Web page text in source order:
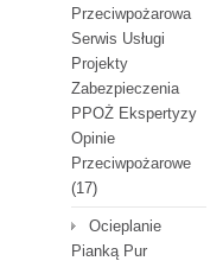
Przeciwpożarowa
Serwis Usługi
Projekty
Zabezpieczenia
PPOŻ Ekspertyzy
Opinie
Przeciwpożarowe
(17)
Ocieplanie
Pianką Pur